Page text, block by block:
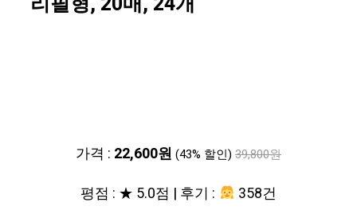
가격 : 22,600원 (43% 할인) 39,800원
평점 : ★ 5.0점 | 후기 : 358건